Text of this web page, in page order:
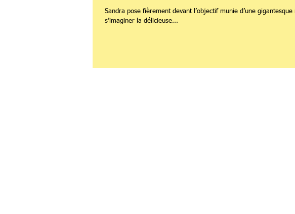
Sandra pose fièrement devant l’objectif munie d’une
s’imaginer la délicieuse...